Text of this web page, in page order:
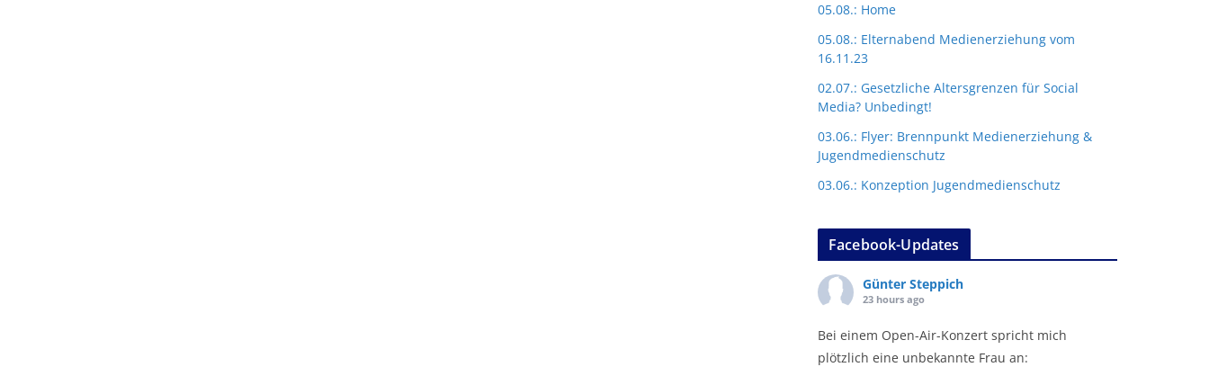
05.08.: Home
05.08.: Elternabend Medienerziehung vom
16.11.23
02.07.: Gesetzliche Altersgrenzen für Social
Media? Unbedingt!
03.06.: Flyer: Brennpunkt Medienerziehung &
Jugendmedienschutz
03.06.: Konzeption Jugendmedienschutz
Facebook-Updates
Günter Steppich
23 hours ago
Bei einem Open-Air-Konzert spricht mich
plötzlich eine unbekannte Frau an: